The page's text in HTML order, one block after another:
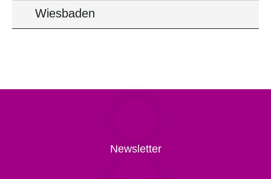
Wiesbaden
Newsletter